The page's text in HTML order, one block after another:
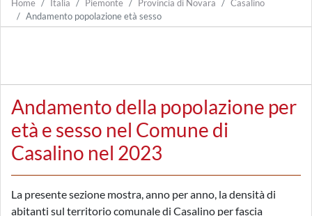
Home Italia Piemonte Provincia di Novara
Casalino
Andamento popolazione età sesso
Andamento della popolazione per
età e sesso nel Comune di
Casalino nel 2023
La presente sezione mostra, anno per anno, la densità di
abitanti sul territorio comunale di Casalino per fascia